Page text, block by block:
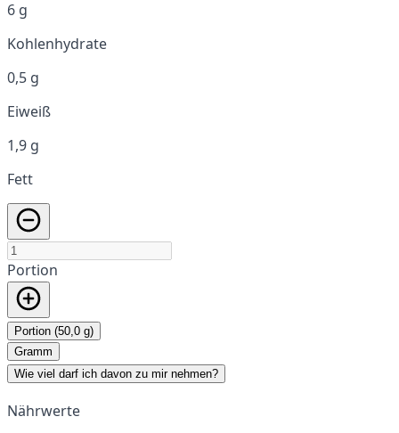
6 g
Kohlenhydrate
0,5 g
Eiweiß
1,9 g
Fett
Portion
Portion (50,0 g)
Gramm
Wie viel darf ich davon zu mir nehmen?
Nährwerte